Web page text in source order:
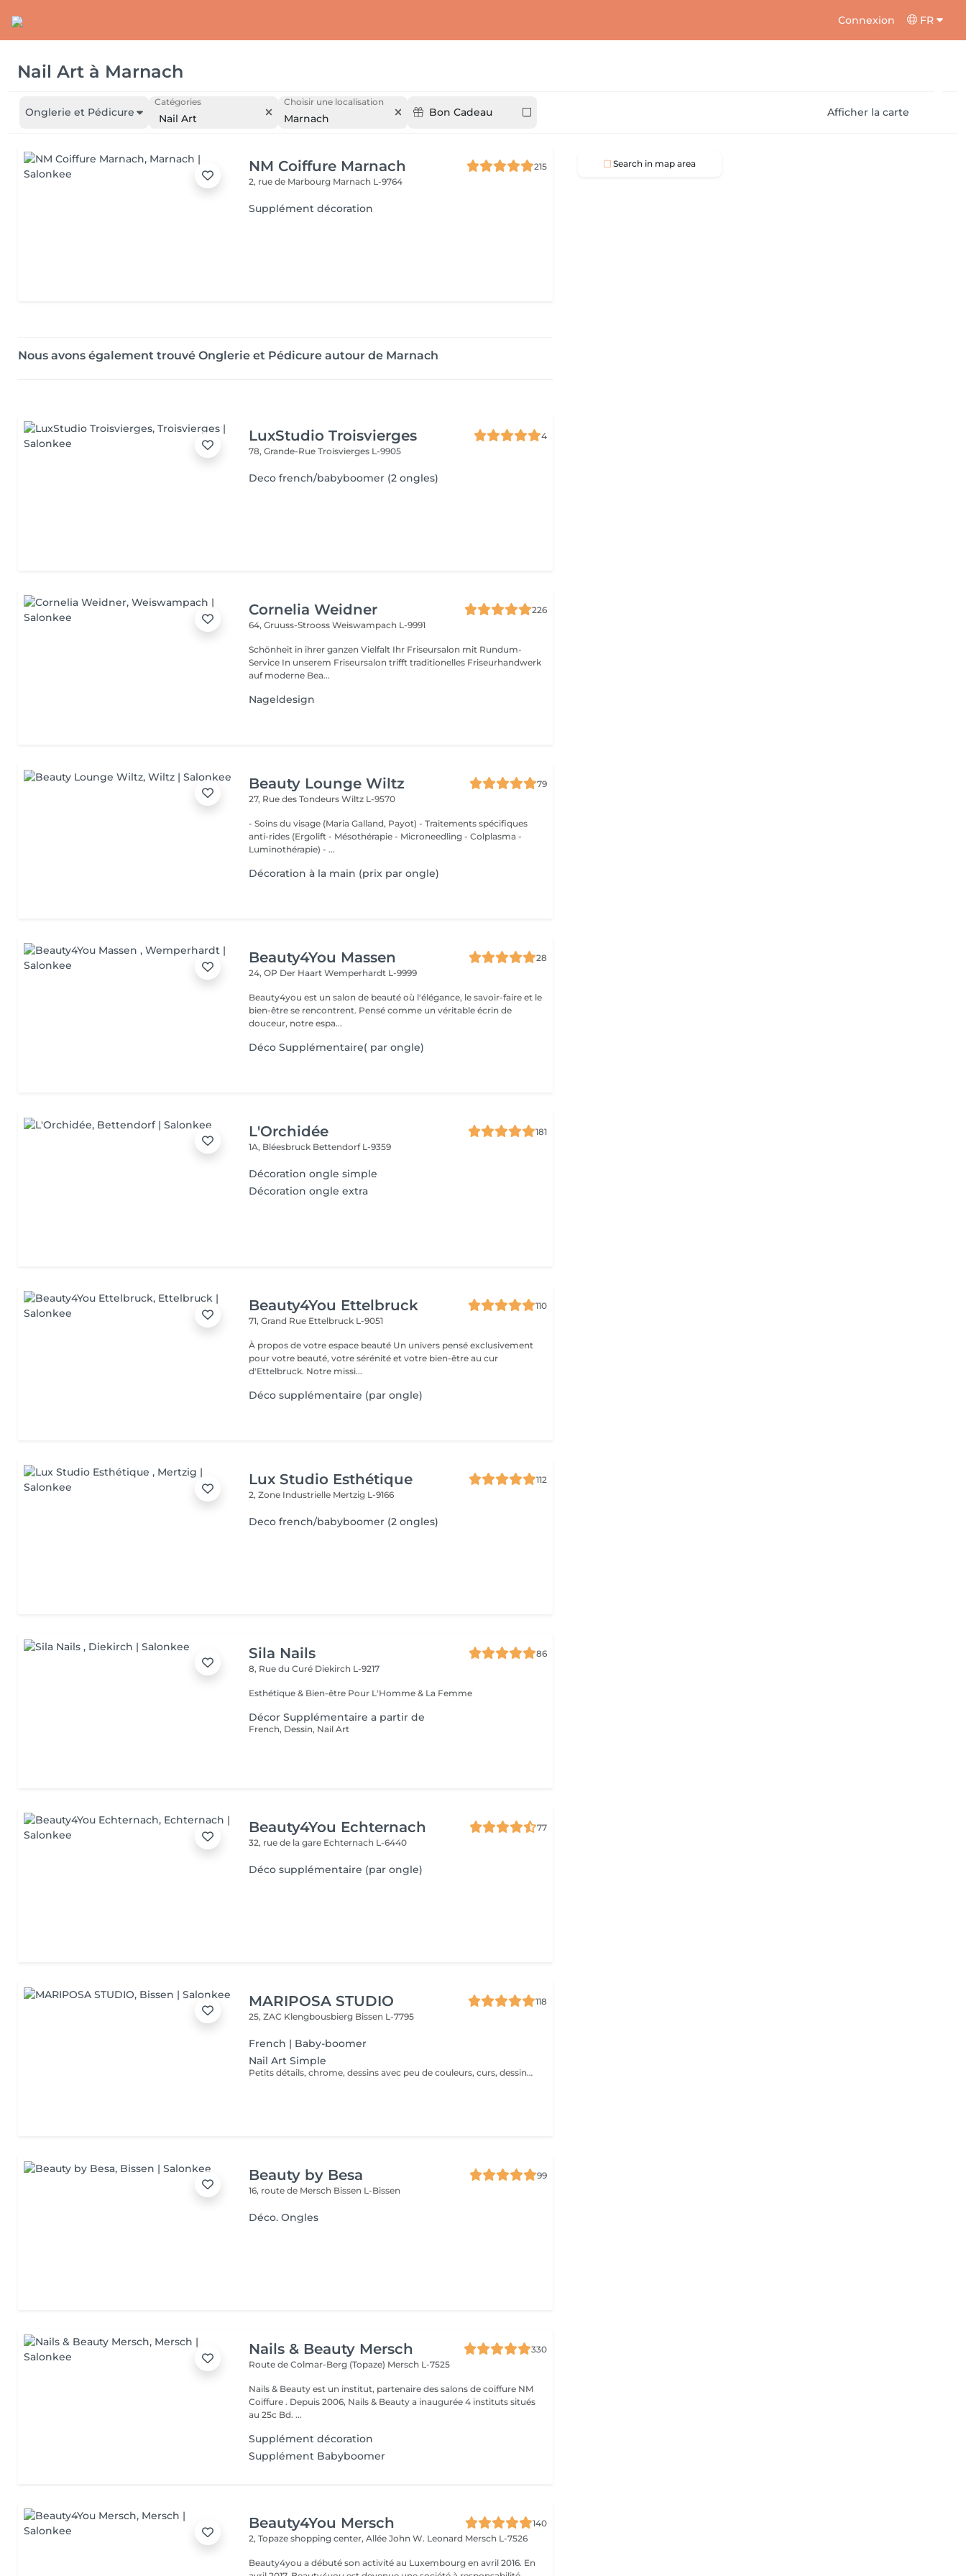
Connexion FR
Nail Art à Marnach
Onglerie et Pédicure
Catégories
Nail Art
Choisir une localisation
Marnach Bon Cadeau Afficher la carte
NM Coiffure Marnach
215
2, rue de Marbourg Marnach L-9764
Supplément décoration
Nous avons également trouvé Onglerie et Pédicure autour de Marnach
LuxStudio Troisvierges
4
78, Grande-RueTroisvierges L-9905
Deco french/babyboomer (2 ongles)
Cornelia Weidner
226
64, Gruuss-StroossWeiswampach L-9991
Schönheit in ihrer ganzen Vielfalt Ihr Friseursalon mit Rundum-
Service In unserem Friseursalon trifft traditionelles Friseurhandwerk
auf moderne Bea...
Nageldesign
Beauty Lounge Wiltz
79
27, Rue des TondeursWiltz L-9570
- Soins du visage (Maria Galland, Payot) - Traitements spécifiques
anti-rides (Ergolift - Mésothérapie - Microneedling - Colplasma -
Luminothérapie) - ...
Décoration à la main (prix par ongle)
Beauty4You Massen
28
24, OP Der HaartWemperhardt L-9999
Beauty4you est un salon de beauté où l'élégance, le savoir-faire et le
bien-être se rencontrent. Pensé comme un véritable écrin de
douceur, notre espa...
Déco Supplémentaire( par ongle)
L'Orchidée
181
1A, Bléesbruck Bettendorf L-9359
Décoration ongle simple
Décoration ongle extra
Beauty4You Ettelbruck
110
71, Grand Rue Ettelbruck L-9051
À propos de votre espace beauté Un univers pensé exclusivement
pour votre beauté, votre sérénité et votre bien-être au cur
d'Ettelbruck. Notre missi...
Déco supplémentaire (par ongle)
Lux Studio Esthétique
112
2, Zone Industrielle Mertzig L-9166
Deco french/babyboomer (2 ongles)
Sila Nails
86
8, Rue du Curé Diekirch L-9217
Esthétique & Bien-être Pour L'Homme & La Femme
Décor Supplémentaire a partir de
French, Dessin, Nail Art
Beauty4You Echternach
77
32, rue de la gare Echternach L-6440
Déco supplémentaire (par ongle)
MARIPOSA STUDIO
118
25, ZAC Klengbousbierg Bissen L-7795
French | Baby-boomer
Nail Art Simple
Petits détails, chrome, dessins avec peu de couleurs, curs, dessins simples
Beauty by Besa
99
16, route de Mersch Bissen L-Bissen
Déco. Ongles
Nails & Beauty Mersch
330
Route de Colmar-Berg (Topaze) Mersch L-7525
Nails & Beauty est un institut, partenaire des salons de coiffure NM
Coiffure . Depuis 2006, Nails & Beauty a inaugurée 4 instituts situés
au 25c Bd. ...
Supplément décoration
Supplément Babyboomer
Beauty4You Mersch
140
2, Topaze shopping center, Allée John W. Leonard Mersch L-7526
Beauty4you a débuté son activité au Luxembourg en avril 2016. En
Search in map area